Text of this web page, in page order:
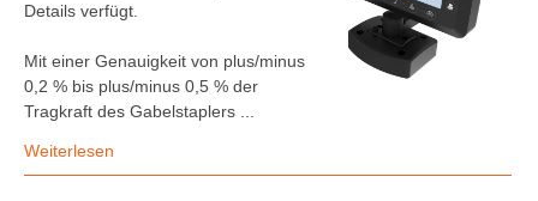
Details verfügt.
Mit einer Genauigkeit von plus/minus
0,2 % bis plus/minus 0,5 % der
Tragkraft des Gabelstaplers ...
Weiterlesen